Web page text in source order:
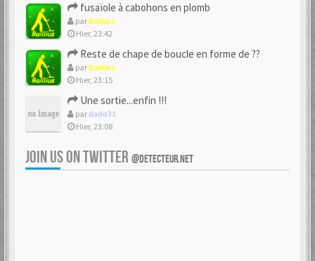
fusaïole à cabohons en plomb
parBaillius
Hier, 23:42
Reste de chape de boucle en forme de ??
parBaillius
Hier, 23:15
Une sortie...enfin !!!
par dado31
Hier, 23:08
JOIN US ON TWITTER @DETECTEUR.NET